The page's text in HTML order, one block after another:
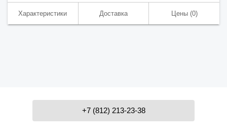
Характеристики Доставка Цены(0)
+7 (812) 213-23-38